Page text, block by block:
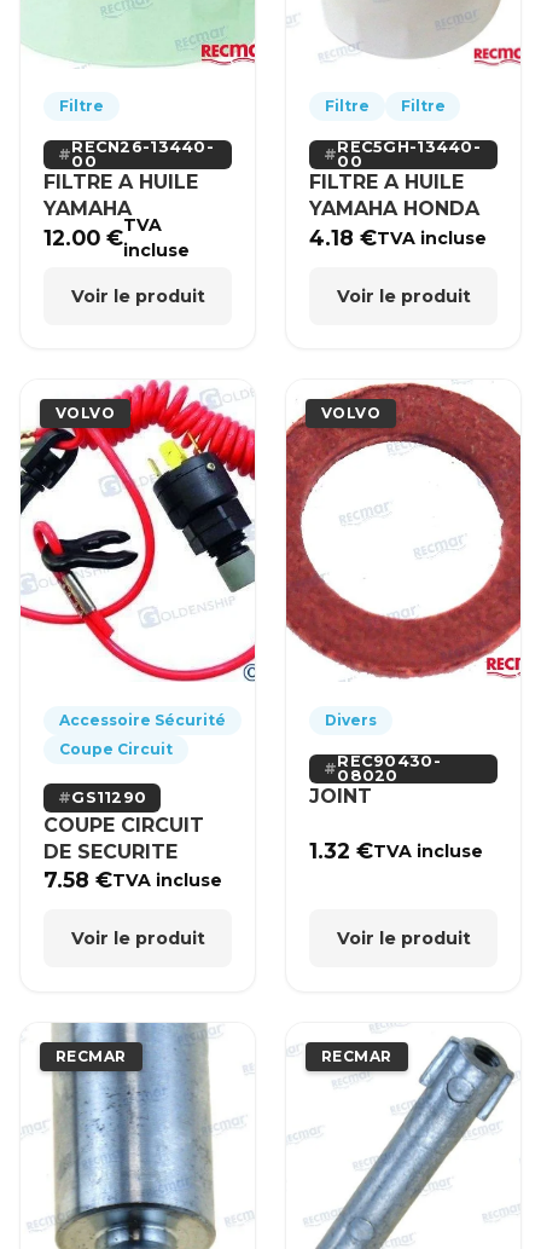
Filtre
RECN26-13440-
00
FILTRE A HUILE
YAMAHA
12.00€TVA
incluse
Voir le produit
Filtre Filtre
REC5GH-13440-
00
FILTRE A HUILE
YAMAHA HONDA
4.18€TVA incluse
Voir le produit
VOLVO
Accessoire Sécurité
Coupe Circuit
GS11290
COUPE CIRCUIT
DE SECURITE
7.58€TVA incluse
Voir le produit
VOLVO
Divers
REC90430-
08020
JOINT
1.32€TVA incluse
Voir le produit
RECMAR RECMAR